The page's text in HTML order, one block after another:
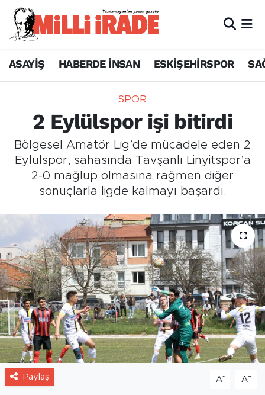
ASAYİŞ HABERDE İNSAN ESKİŞEHİRSPOR
SPOR
2 Eylülspor işi bitirdi
Bölgesel Amatör Lig’de mücadele eden 2
Eylülspor, sahasında Tavşanlı Linyitspor’a
2-0 mağlup olmasına rağmen diğer
sonuçlarla ligde kalmayı başardı.
Paylaş A- A+